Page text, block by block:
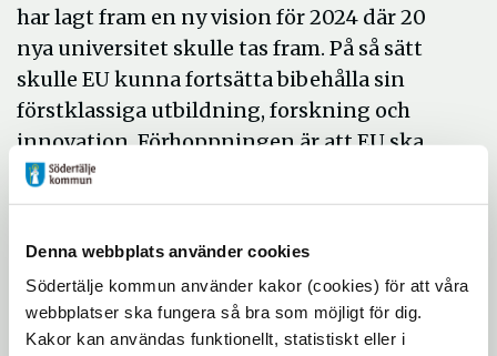
Denna webbplats använder cookies
Södertälje kommun använder kakor (cookies) för att våra
webbplatser ska fungera så bra som möjligt för dig.
Kakor kan användas funktionellt, statistiskt eller i
har lagt fram en ny vision för 2024 där 20
nya universitet skulle tas fram. På så sätt
skulle EU kunna fortsätta bibehålla sin
förstklassiga utbildning, forskning och
innovation. Förhoppningen är att EU ska
kunna hålla samma tempo som andra
länder utanför gemenskapen vad gäller
utveckling.
I nuläget är universitet inom EU
underrepresenterade i topprankningar